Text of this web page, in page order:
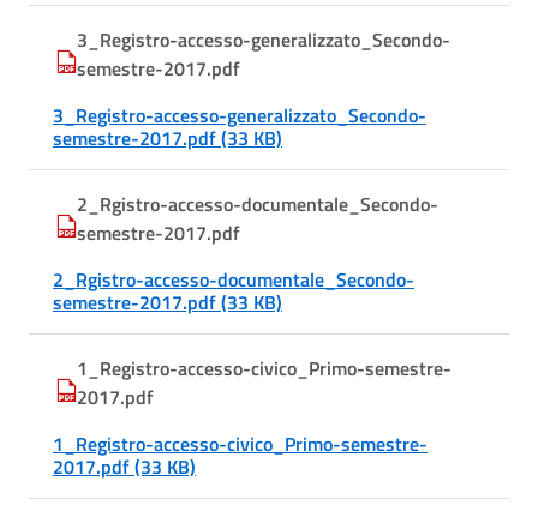
3_Registro-accesso-generalizzato_Secondo-
semestre-2017.pdf
3_Registro-accesso-generalizzato_Secondo-
semestre-2017.pdf (33 KB)
2_Rgistro-accesso-documentale_Secondo-
semestre-2017.pdf
2_Rgistro-accesso-documentale_Secondo-
semestre-2017.pdf (33 KB)
1_Registro-accesso-civico_Primo-semestre-
2017.pdf
1_Registro-accesso-civico_Primo-semestre-
2017.pdf (33 KB)